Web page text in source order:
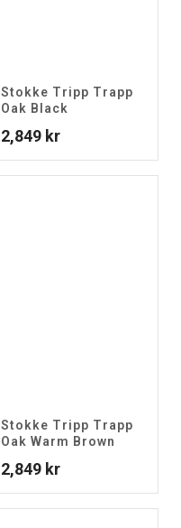
Stokke Tripp Trapp
Oak Black
2,849 kr
Stokke Tripp Trapp
Oak Warm Brown
2,849 kr